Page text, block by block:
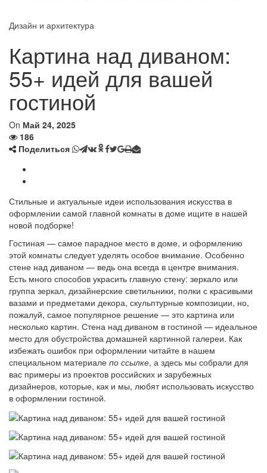
Дизайн и архитектура
Картина над диваном:
55+ идей для вашей
гостиной
On Май 24, 2025
186
Поделиться
Стильные и актуальные идеи использования искусства в
оформлении самой главной комнаты в доме ищите в нашей
новой подборке!
Гостиная — самое парадное место в доме, и оформлению
этой комнаты следует уделять особое внимание. Особенно
стене над диваном — ведь она всегда в центре внимания.
Есть много способов украсить главную стену: зеркало или
группа зеркал, дизайнерские светильники, полки с красивыми
вазами и предметами декора, скульптурные композиции, но,
пожалуй, самое популярное решение — это картина или
несколько картин. Стена над диваном в гостиной — идеальное
место для обустройства домашней картинной галереи. Как
избежать ошибок при оформлении читайте в нашем
специальном материале по ссылке, а здесь мы собрали для
вас примеры из проектов российских и зарубежных
дизайнеров, которые, как и мы, любят использовать искусство
в оформлении гостиной.